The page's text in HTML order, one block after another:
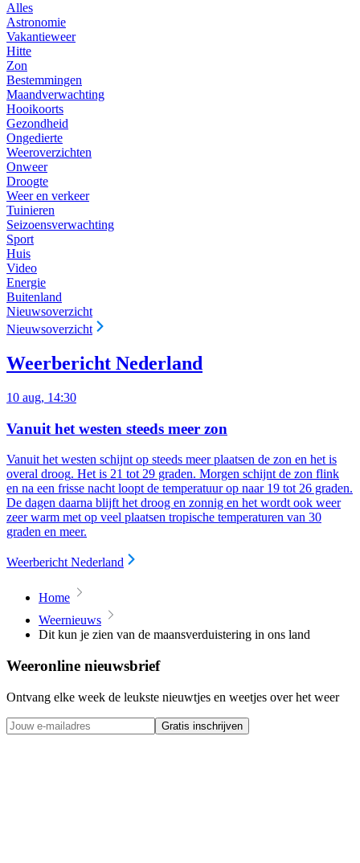
Alles
Astronomie
Vakantieweer
Hitte
Zon
Bestemmingen
Maandverwachting
Hooikoorts
Gezondheid
Ongedierte
Weeroverzichten
Onweer
Droogte
Weer en verkeer
Tuinieren
Seizoensverwachting
Sport
Huis
Video
Energie
Buitenland
Nieuwsoverzicht
Nieuwsoverzicht
Weerbericht Nederland
10 aug, 14:30
Vanuit het westen steeds meer zon
Vanuit het westen schijnt op steeds meer plaatsen de zon en het is
overal droog. Het is 21 tot 29 graden. Morgen schijnt de zon flink
en na een frisse nacht loopt de temperatuur op naar 19 tot 26 graden.
De dagen daarna blijft het droog en zonnig en het wordt ook weer
zeer warm met op veel plaatsen tropische temperaturen van 30
graden en meer.
Weerbericht Nederland
Home
Weernieuws
Dit kun je zien van de maansverduistering in ons land
Weeronline nieuwsbrief
Ontvang elke week de leukste nieuwtjes en weetjes over het weer
Gratis inschrijven